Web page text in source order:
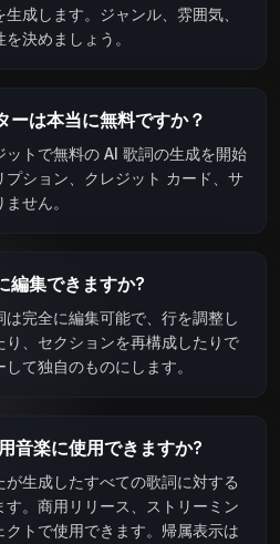
成します。ジャンル、雰囲気、
決めましょう。
ーは本当に無料ですか？
ットで無料の AI 歌詞の生成を開始
プション、クレジット カード、サ
せん。
編集できますか?
完全に編集可能で、行を調整し
り、セクションを再構成したりで
て独自のものにします。
音楽に使用できますか?
生成したすべての歌詞に対する
す。商用リリース、ストリーミン
クトで使用できます。帰属表示は